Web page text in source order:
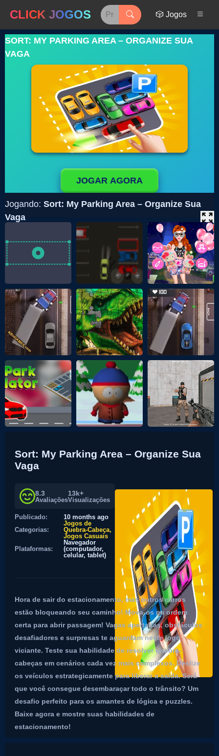
CLICK JOGOS 🎲 Jogos
SORT: MY PARKING AREA – ORGANIZE SUA
VAGA
JOGAR AGORA
Jogando: Sort: My Parking Area – Organize Sua
Vaga
Sort: My Parking Area – Organize Sua
Vaga
8.3
Avaliações
13k+
Visualizações
Publicado:
10 months ago
Categorias:
Jogos de
Quebra-Cabeça
Jogos Casuais
Plataformas:
Navegador
(computador,
celular, tablet)
Hora de sair do estacionamento, mas outros carros
estão bloqueando seu caminho! Mova-os na ordem
certa para abrir passagem! Vagas apertadas, obstáculos
desafiadores e surpresas te aguardam neste jogo
viciante. Teste sua habilidade de resolver quebra-
cabeças em cenários cada vez mais complexos. Deslize
os veículos estrategicamente para liberar a saída. Será
que você consegue desembaraçar todo o trânsito? Um
desafio perfeito para os amantes de lógica e puzzles.
Baixe agora e mostre suas habilidades de
estacionamento!